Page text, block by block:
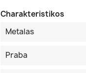
Charakteristikos
Metalas
Praba